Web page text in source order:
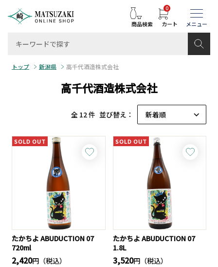
商品検索 カート
0
トップ 新潟県 高千代酒造株式会社
高千代酒造株式会社
全 12 件 並び替え：
SOLD OUT
たかちよ ABUDUCTION 07
720ml
2,420円（税込）
SOLD OUT
たかちよ ABUDUCTION 07
1.8L
3,520円（税込）